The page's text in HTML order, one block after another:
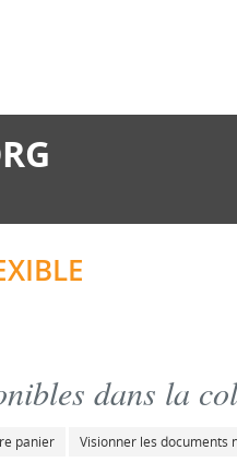
dans la
panier
Visionner les documents